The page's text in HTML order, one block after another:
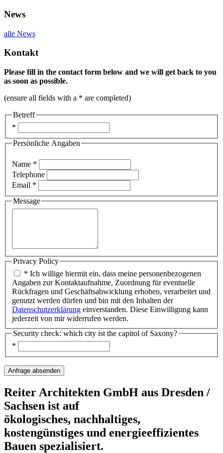
News
alle News
Kontakt
Please fill in the contact form below and we will get back to you
as soon as possible.
(ensure all fields with a * are completed)
Betreff
*
Persönliche Angaben
Name *
Telephone
Email *
Message
Privacy Policy
* Ich willige hiermit ein, dass meine personenbezogenen
Angaben zur Kontaktaufnahme, Zuordnung für eventuelle
Rückfragen und Geschäftsabwicklung erhoben, verarbeitet und
genutzt werden dürfen und bin mit den Inhalten der
Datenschutzerklärung einverstanden. Diese Einwilligung kann
jederzeit von mir widerrufen werden.
Security check: which city ist the capitol of Saxony?
*
Reiter Architekten GmbH aus Dresden /
Sachsen ist auf
ökologisches, nachhaltiges,
kostengünstiges und energieeffizientes
Bauen spezialisiert.